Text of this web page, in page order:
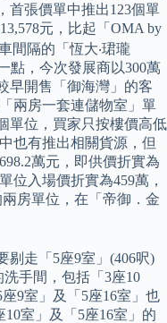
首張價單中推出123個單
元，比起「OMA by
間隔的「恆大‧珺瓏
點，今次發展商以300萬
早開售「御海灣」的客
兩房一套連儲物室」單
單位，買家只按樓價高低
也有推出相關貨源，但
萬元，即供價折實為
位入場價折實為459萬，
房單位，在「帝御．金
剔走「5座9室」(406呎)
洗手間，包括「3座10
9室」及「5座16室」也
室」及「5座16室」的